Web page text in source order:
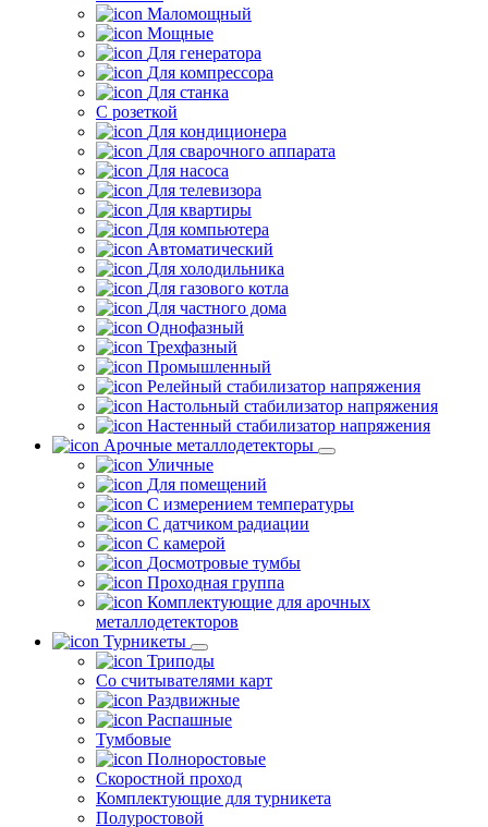
Маломощный
Мощные
Для генератора
Для компрессора
Для станка
C розеткой
Для кондиционера
Для сварочного аппарата
Для насоса
Для телевизора
Для квартиры
Для компьютера
Автоматический
Для холодильника
Для газового котла
Для частного дома
Однофазный
Трехфазный
Промышленный
Релейный стабилизатор напряжения
Настольный стабилизатор напряжения
Настенный стабилизатор напряжения
Арочные металлодетекторы
Уличные
Для помещений
С измерением температуры
С датчиком радиации
С камерой
Досмотровые тумбы
Проходная группа
Комплектующие для арочных
металлодетекторов
Турникеты
Триподы
Со считывателями карт
Раздвижные
Распашные
Тумбовые
Полноростовые
Скоростной проход
Комплектующие для турникета
Полуростовой